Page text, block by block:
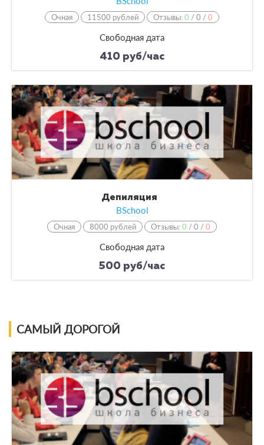
Очная 11500 рублей Отзывы:0 /0 /0
Свободная дата
410 руб/час
Депиляция
BSchool
Очная 8000 рублей Отзывы:0 /0 /0
Свободная дата
500 руб/час
САМЫЙ ДОРОГОЙ